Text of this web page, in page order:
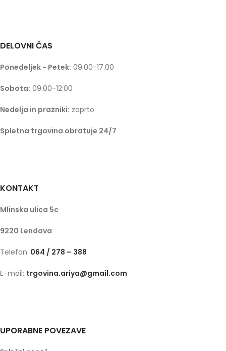
DELOVNI ČAS
Ponedeljek - Petek: 09.00-17.00
Sobota: 09:00-12:00
Nedelja in prazniki: zaprto
Spletna trgovina obratuje 24/7
KONTAKT
Mlinska ulica 5c
9220 Lendava
Telefon: 064 / 278 – 388
E-mail: trgovina.ariya@gmail.com
UPORABNE POVEZAVE